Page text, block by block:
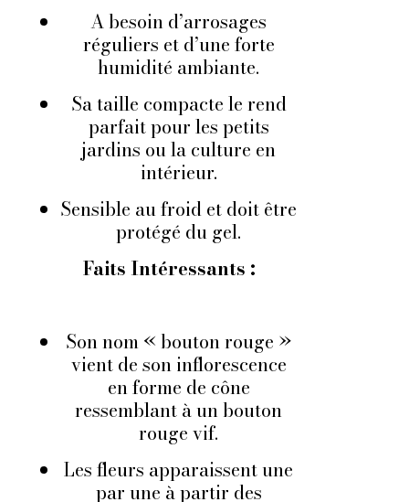
A besoin d’arrosages
réguliers et d’une forte
humidité ambiante.
Sa taille compacte le rend
parfait pour les petits
jardins ou la culture en
intérieur.
Sensible au froid et doit être
protégé du gel.
Faits Intéressants :
Son nom « bouton rouge »
vient de son inflorescence
en forme de cône
ressemblant à un bouton
rouge vif.
Les fleurs apparaissent une
par une à partir des